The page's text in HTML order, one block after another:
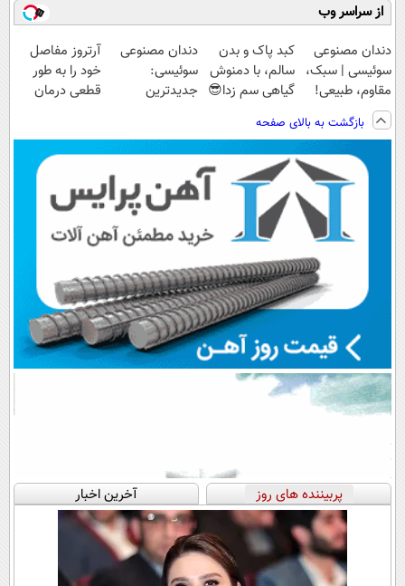
از سراسر وب
دندان مصنوعی
سوئیسی | سبک،
مقاوم، طبیعی!
ویزیت
رایگان+پرداخت
اقساطی😍
کبد پاک و بدن
سالم، با دمنوش
گیاهی سم زدا😎
دندان مصنوعی
سوئیسی:
جدیدترین
پرداخت قسطی
آرتروز مفاصل
خود را به طور
قطعی درمان
بازگشت به بالای صفحه
پربیننده های روز آخرین اخبار